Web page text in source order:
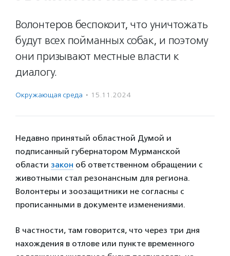
Волонтеров беспокоит, что уничтожать
будут всех пойманных собак, и поэтому
они призывают местные власти к
диалогу.
Окружающая среда · 15.11.2024
Недавно принятый областной Думой и
подписанный губернатором Мурманской
области закон об ответственном обращении с
животными стал резонансным для региона.
Волонтеры и зоозащитники не согласны с
прописанными в документе изменениями.
В частности, там говорится, что через три дня
нахождения в отлове или пункте временного